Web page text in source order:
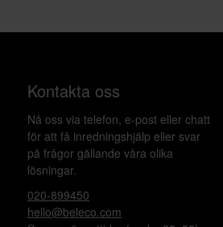
Kontakta oss
Nå oss via telefon, e-post eller chatt
för att få inredningshjälp eller svar
på frågor gällande våra olika
lösningar.
020-899450
hello@beleco.com